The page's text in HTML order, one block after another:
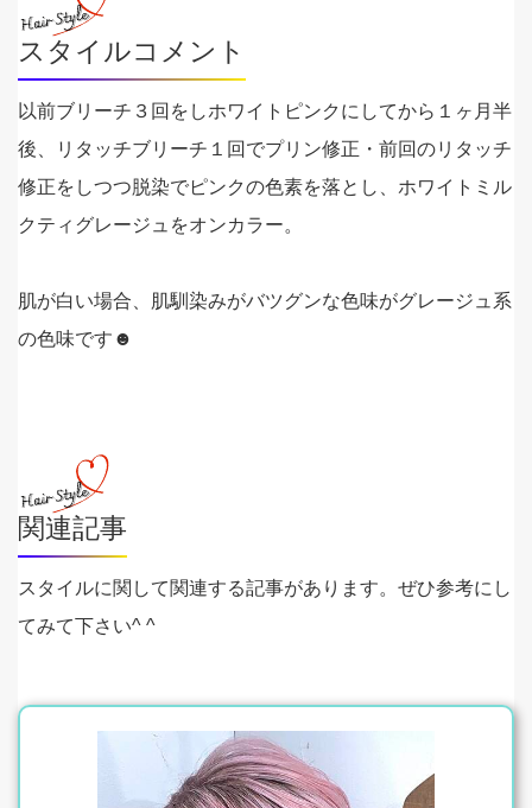
スタイルコメント
以前ブリーチ３回をしホワイトピンクにしてから１ヶ月半
後、リタッチブリーチ１回でプリン修正・前回のリタッチ
修正をしつつ脱染でピンクの色素を落とし、ホワイトミル
クティグレージュをオンカラー。
肌が白い場合、肌馴染みがバツグンな色味がグレージュ系
の色味です☻
関連記事
スタイルに関して関連する記事があります。ぜひ参考にし
てみて下さい^ ^